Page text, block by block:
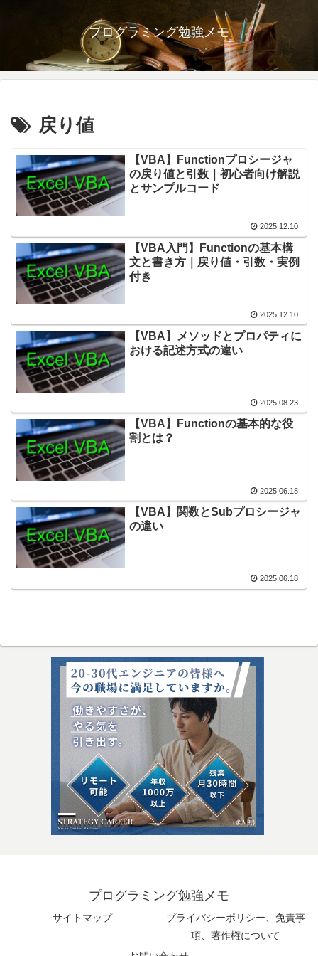
プログラミング勉強メモ
戻り値
【VBA】Functionプロシージャ
の戻り値と引数｜初心者向け解説
とサンプルコード
2025.12.10
【VBA入門】Functionの基本構
文と書き方｜戻り値・引数・実例
付き
2025.12.10
【VBA】メソッドとプロパティに
おける記述方式の違い
2025.08.23
【VBA】Functionの基本的な役
割とは？
2025.06.18
【VBA】関数とSubプロシージャ
の違い
2025.06.18
プログラミング勉強メモ
サイトマップ
プライバシーポリシー、免責事
項、著作権について